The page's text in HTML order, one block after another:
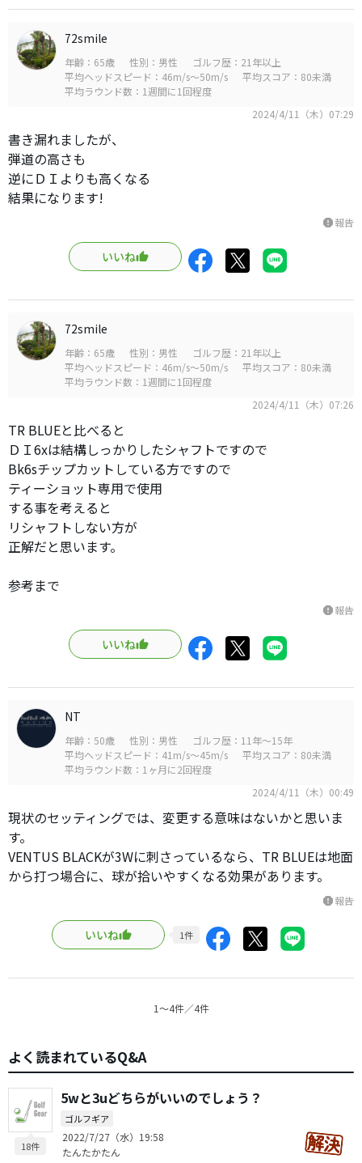
72smile
年齢：65歳 性別：男性
ゴルフ歴：21年以上
平均ヘッドスピード：46m/s～50m/s
平均スコア：80未満
平均ラウンド数：1週間に1回程度
2024/4/11（木）07:29
書き漏れましたが、
弾道の高さも
逆にＤＩよりも高くなる
結果になります!
report報告
いいね
72smile
年齢：65歳 性別：男性
ゴルフ歴：21年以上
平均ヘッドスピード：46m/s～50m/s
平均スコア：80未満
平均ラウンド数：1週間に1回程度
2024/4/11（木）07:26
TR BLUEと比べると
ＤＩ6xは結構しっかりしたシャフトですので
Bk6sチップカットしている方ですので
ティーショット専用で使用
する事を考えると
リシャフトしない方が
正解だと思います。
参考まで
report報告
いいね
NT
年齢：50歳 性別：男性
ゴルフ歴：11年～15年
平均ヘッドスピード：41m/s～45m/s
平均スコア：80未満
平均ラウンド数：1ヶ月に2回程度
2024/4/11（木）00:49
現状のセッティングでは、変更する意味はないかと思いま
す。
VENTUS BLACKが3Wに刺さっているなら、TR BLUEは地面
から打つ場合に、球が拾いやすくなる効果があります。
report報告
いいね 1件
1〜4件／4件
よく読まれているQ&A
18件
5wと3uどちらがいいのでしょう？
ゴルフギア
2022/7/27（水）19:58
たんたかたん